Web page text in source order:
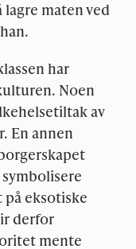
maten ved
har
Noen
av
En annen
eksotiske
derfor
mente